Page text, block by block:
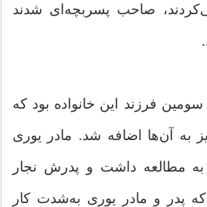
صاحب پسربچه‌ای شدند
فرزند این خانواده بود که
به آن‌ها اضافه شد. مادر یوری
به مطالعه داشت و پدرش نجار
که پدر و مادر یوری به‌شدت کار